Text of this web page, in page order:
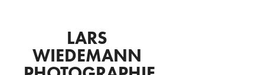
LARS
WIEDEMANN